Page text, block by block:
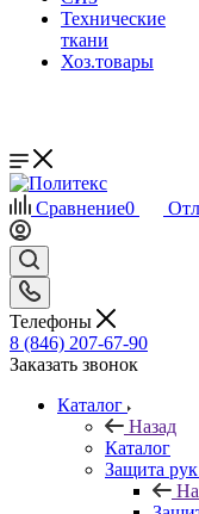
Технические
ткани
Хоз.товары
Сравнение0
Телефоны
8 (846) 207-67-90
Заказать звонок
Каталог
Назад
Каталог
Защита рук